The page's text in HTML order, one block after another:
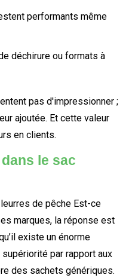
performants même
déchirure ou formats à
pas d'impressionner ;
ajoutée. Et cette valeur
en clients.
le sac
de pêcheEst-ce
marques, la réponse est
existe un énorme
par rapport aux
des sachets génériques.